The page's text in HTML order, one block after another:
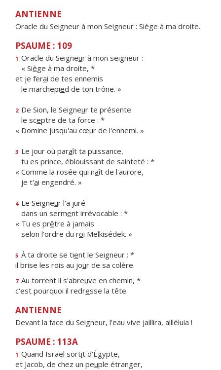
ANTIENNE
Oracle du Seigneur à mon Seigneur : Siège à ma droite.
PSAUME : 109
1 Oracle du Seigneur à mon seigneur :
« Siège à ma droite, *
et je ferai de tes ennemis
le marchepied de ton trône. »
2 De Sion, le Seigneur te présente
le sceptre de ta force : *
« Domine jusqu'au cœur de l'ennemi. »
3 Le jour où paraît ta puissance,
tu es prince, éblouissant de sainteté : *
« Comme la rosée qui naît de l'aurore,
je t'ai engendré. »
4 Le Seigneur l'a juré
dans un serment irrévocable : *
« Tu es prêtre à jamais
selon l'ordre du roi Melkisédek. »
5 À ta droite se tient le Seigneur : *
il brise les rois au jour de sa colère.
7 Au torrent il s'abreuve en chemin, *
c'est pourquoi il redresse la tête.
ANTIENNE
Devant la face du Seigneur, l'eau vive jaillira, allléluia !
PSAUME : 113A
1 Quand Israël sortit d'Égypte,
et Jacob, de chez un peuple étranger,